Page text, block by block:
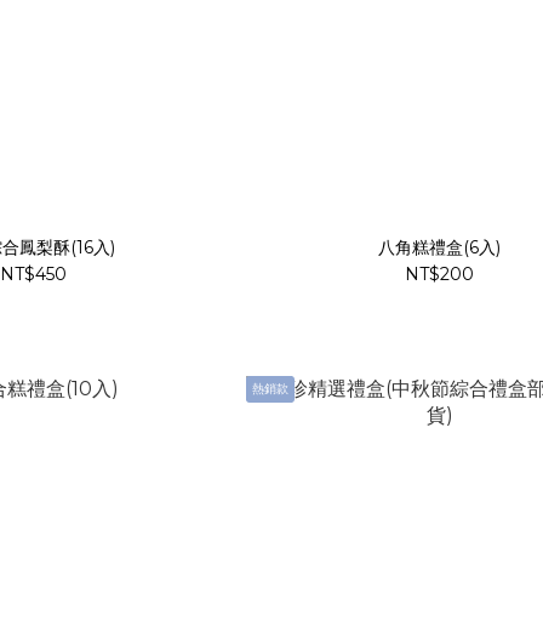
鳳梨酥(16入)
NT$450
八角糕禮盒(6入)
NT$200
熱銷款